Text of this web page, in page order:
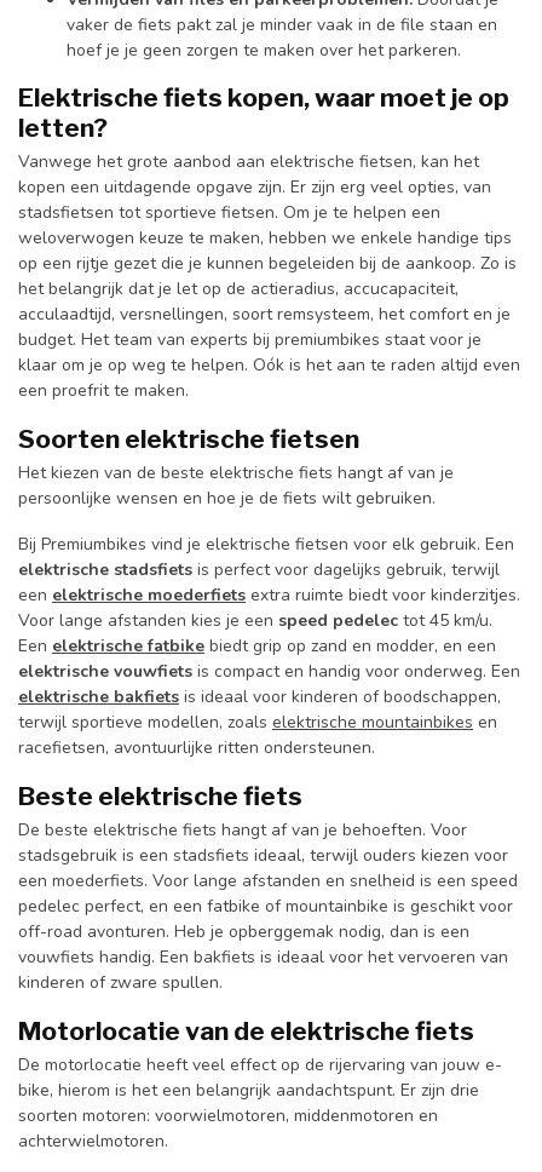
vaker de fiets pakt zal je minder vaak in de file staan en
hoef je je geen zorgen te maken over het parkeren.
Elektrische fiets kopen, waar moet je op
letten?
Vanwege het grote aanbod aan elektrische fietsen, kan het
kopen een uitdagende opgave zijn. Er zijn erg veel opties, van
stadsfietsen tot sportieve fietsen. Om je te helpen een
weloverwogen keuze te maken, hebben we enkele handige tips
op een rijtje gezet die je kunnen begeleiden bij de aankoop. Zo is
het belangrijk dat je let op de actieradius, accucapaciteit,
acculaadtijd, versnellingen, soort remsysteem, het comfort en je
budget. Het team van experts bij premiumbikes staat voor je
klaar om je op weg te helpen. Oók is het aan te raden altijd even
een proefrit te maken.
Soorten elektrische fietsen
Het kiezen van de beste elektrische fiets hangt af van je
persoonlijke wensen en hoe je de fiets wilt gebruiken.
Bij Premiumbikes vind je elektrische fietsen voor elk gebruik. Een
elektrische stadsfiets is perfect voor dagelijks gebruik, terwijl
een elektrische moederfiets extra ruimte biedt voor kinderzitjes.
Voor lange afstanden kies je een speed pedelec tot 45 km/u.
Een elektrische fatbike biedt grip op zand en modder, en een
elektrische vouwfiets is compact en handig voor onderweg. Een
elektrische bakfiets is ideaal voor kinderen of boodschappen,
terwijl sportieve modellen, zoals elektrische mountainbikes en
racefietsen, avontuurlijke ritten ondersteunen.
Beste elektrische fiets
De beste elektrische fiets hangt af van je behoeften. Voor
stadsgebruik is een stadsfiets ideaal, terwijl ouders kiezen voor
een moederfiets. Voor lange afstanden en snelheid is een speed
pedelec perfect, en een fatbike of mountainbike is geschikt voor
off-road avonturen. Heb je opberggemak nodig, dan is een
vouwfiets handig. Een bakfiets is ideaal voor het vervoeren van
kinderen of zware spullen.
Motorlocatie van de elektrische fiets
De motorlocatie heeft veel effect op de rijervaring van jouw e-
bike, hierom is het een belangrijk aandachtspunt. Er zijn drie
soorten motoren: voorwielmotoren, middenmotoren en
achterwielmotoren.